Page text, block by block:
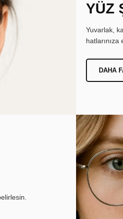
YÜZ
Yuvarlak,
DAHA